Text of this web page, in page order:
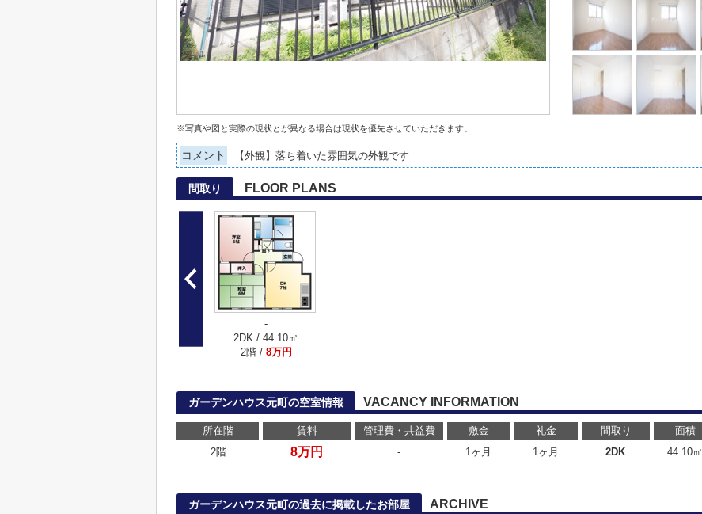
※写真や図と実際の現状とが異なる場合は現状を優先させていただきます。
コメント 【外観】落ち着いた雰囲気の外観です
間取り FLOOR PLANS
-
2DK / 44.10㎡
2階 / 8万円
ガーデンハウス元町の空室情報 VACANCY INFORMATION
所在階 賃料 管理費・共益費 敷金 礼金 間取り 面積
2階
8万円 - 1ヶ月 1ヶ月 2DK 44.10㎡
ガーデンハウス元町の過去に掲載したお部屋 ARCHIVE